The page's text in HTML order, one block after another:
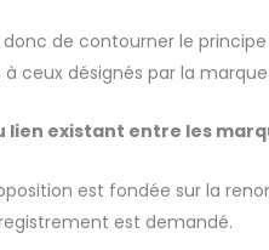
de contourner le
ceux désignés par la
lien existant entre les
est fondée sur la
est demandé.